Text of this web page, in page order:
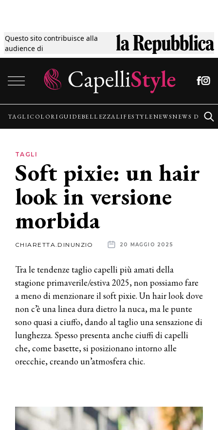
Questo sito contribuisce alla
audience di
Tagli
Colori
Guide
Lifestyle
News
News
aziende
TAGLICOLORI GUIDEBELLEZZALIFESTYLENEWSNEWS
TAGLI
Soft pixie: un hair
look in versione
morbida
CHIARETTA.DINUNZIO 20 MAGGIO 2025
Tra le tendenze taglio capelli più amati della
stagione primaverile/estiva 2025, non possiamo fare
a meno di menzionare il soft pixie. Un hair look dove
non c’è una linea dura dietro la nuca, ma le punte
sono quasi a ciuffo, dando al taglio una sensazione di
lunghezza. Spesso presenta anche ciuffi di capelli
che, come basette, si posizionano intorno alle
orecchie, creando un’atmosfera chic.